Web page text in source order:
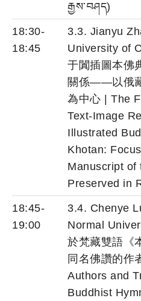
རྒྱས་བཤད)
18:30-
18:45
3.3. Jianyu
University of
于闐插圖本佛
關係——以俄
為中心 | The
Text-Image
Illustrated
Khotan:
Manuscript of
Preserved in
18:45-
19:00
3.4. Chenye
Normal
於梵藏雙語《
同名佛讚的作
Authors and
Buddhist